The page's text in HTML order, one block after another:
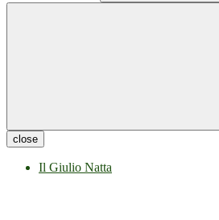
close
Il Giulio Natta